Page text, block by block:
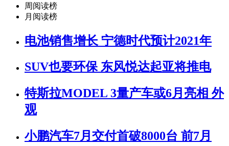
周阅读榜
月阅读榜
电池销售增长 宁德时代预计2021年
SUV也要环保 东风悦达起亚将推电
特斯拉MODEL 3量产车或6月亮相 外
观
小鹏汽车7月交付首破8000台 前7月